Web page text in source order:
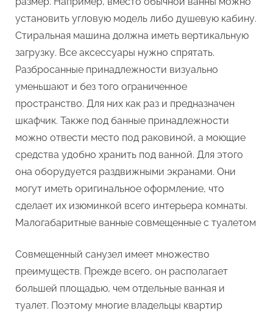
установить угловую модель либо душевую кабину.
Стиральная машина должна иметь вертикальную
загрузку. Все аксессуары нужно спрятать.
Разбросанные принадлежности визуально
уменьшают и без того ограниченное
пространство. Для них как раз и предназначен
шкафчик. Также под банные принадлежности
можно отвести место под раковиной, а моющие
средства удобно хранить под ванной. Для этого
она оборудуется раздвижными экранами. Они
могут иметь оригинальное оформление, что
сделает их изюминкой всего интерьера комнаты.
Малогабаритные ванные совмещенные с туалетом
Совмещенный санузел имеет множество
преимуществ. Прежде всего, он располагает
большей площадью, чем отдельные ванная и
туалет. Поэтому многие владельцы квартир